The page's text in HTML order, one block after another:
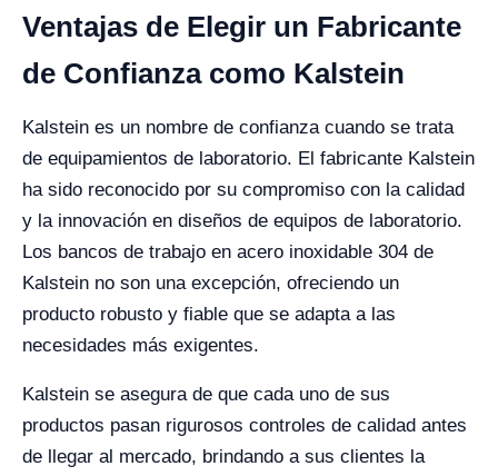
Ventajas de Elegir un Fabricante
de Confianza como Kalstein
Kalstein es un nombre de confianza cuando se trata
de equipamientos de laboratorio. El fabricante Kalstein
ha sido reconocido por su compromiso con la calidad
y la innovación en diseños de equipos de laboratorio.
Los bancos de trabajo en acero inoxidable 304 de
Kalstein no son una excepción, ofreciendo un
producto robusto y fiable que se adapta a las
necesidades más exigentes.
Kalstein se asegura de que cada uno de sus
productos pasan rigurosos controles de calidad antes
de llegar al mercado, brindando a sus clientes la